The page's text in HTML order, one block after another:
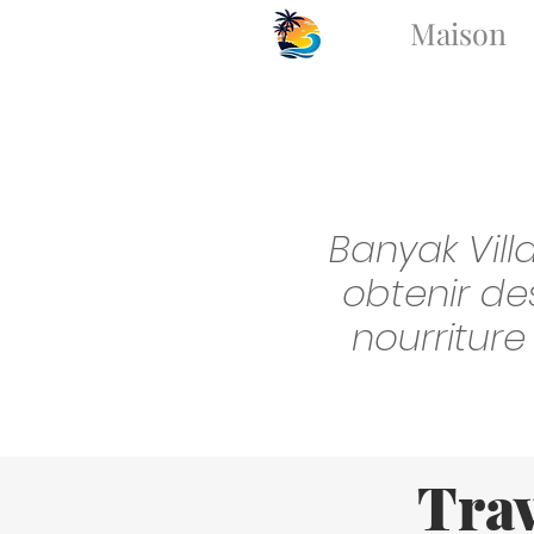
Maison
Banyak
obtenir